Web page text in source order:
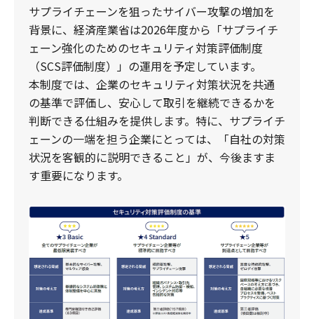
サプライチェーンを狙ったサイバー攻撃の増加を
背景に、経済産業省は2026年度から「サプライチ
ェーン強化のためのセキュリティ対策評価制度
（SCS評価制度）」の運用を予定しています。
本制度では、企業のセキュリティ対策状況を共通
の基準で評価し、安心して取引を継続できるかを
判断できる仕組みを提供します。特に、サプライチ
ェーンの一端を担う企業にとっては、「自社の対策
状況を客観的に説明できること」が、今後ますま
す重要になります。